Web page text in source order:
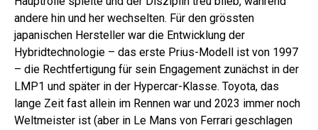
andere hin und her wechselten. Für den grössten
japanischen Hersteller war die Entwicklung der
Hybridtechnologie – das erste Prius-Modell ist von 1997
– die Rechtfertigung für sein Engagement zunächst in der
LMP1 und später in der Hypercar-Klasse. Toyota, das
lange Zeit fast allein im Rennen war und 2023 immer noch
Weltmeister ist (aber in Le Mans von Ferrari geschlagen